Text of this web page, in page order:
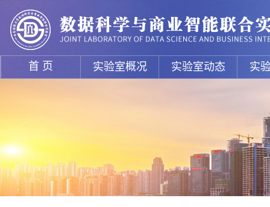
首 页 实验室概况 实验室动态 实